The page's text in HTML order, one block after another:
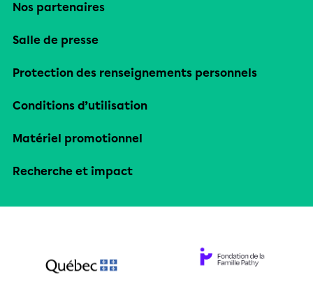
Nos partenaires
Salle de presse
Protection des renseignements personnels
Conditions d’utilisation
Matériel promotionnel
Recherche et impact